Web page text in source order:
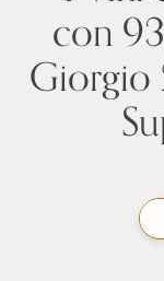
con
Giorgio